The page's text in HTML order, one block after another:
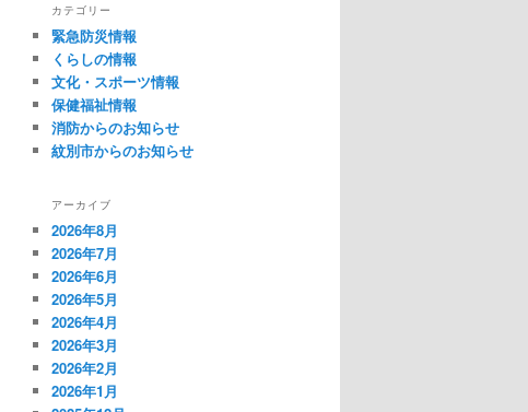
カテゴリー
緊急防災情報
くらしの情報
文化・スポーツ情報
保健福祉情報
消防からのお知らせ
紋別市からのお知らせ
アーカイブ
2026年8月
2026年7月
2026年6月
2026年5月
2026年4月
2026年3月
2026年2月
2026年1月